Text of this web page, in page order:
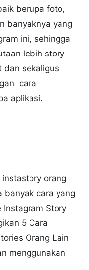
berupa foto,
banyaknya yang
ini, sehingga
lebih story
dan sekaligus
cara
aplikasi.
orang
banyak cara yang
Instagram Story
5 Cara
Orang Lain
menggunakan